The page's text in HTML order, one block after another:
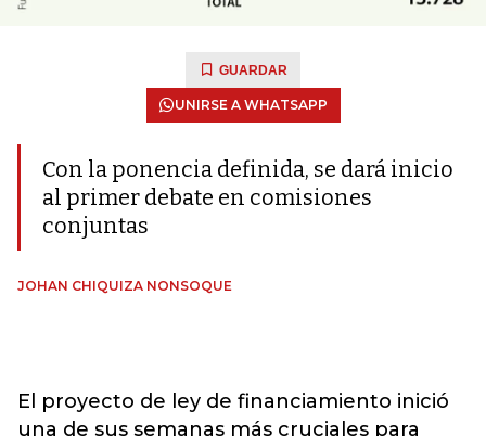
GUARDAR
UNIRSE A WHATSAPP
Con la ponencia definida, se dará inicio
al primer debate en comisiones
conjuntas
JOHAN CHIQUIZA NONSOQUE
El proyecto de ley de financiamiento inició
una de sus semanas más cruciales para